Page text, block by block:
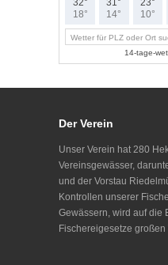
Der Verein
Unser Verein hat 280
Vereinsgewässer,
und der Vorstau
Kontrollen unserer
Gewässern, wird auf die
Fischereigesetze großen